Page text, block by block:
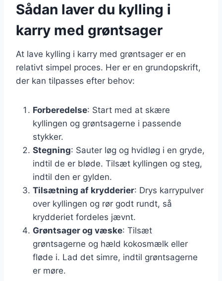
Sådan laver du kylling i
karry med grøntsager
At lave kylling i karry med grøntsager er en
relativt simpel proces. Her er en grundopskrift,
der kan tilpasses efter behov:
Forberedelse: Start med at skære
kyllingen og grøntsagerne i passende
stykker.
Stegning: Sauter løg og hvidløg i en gryde,
indtil de er bløde. Tilsæt kyllingen og steg,
indtil den er gylden.
Tilsætning af krydderier: Drys karrypulver
over kyllingen og rør godt rundt, så
krydderiet fordeles jævnt.
Grøntsager og væske: Tilsæt
grøntsagerne og hæld kokosmælk eller
fløde i. Lad det simre, indtil grøntsagerne
er møre.